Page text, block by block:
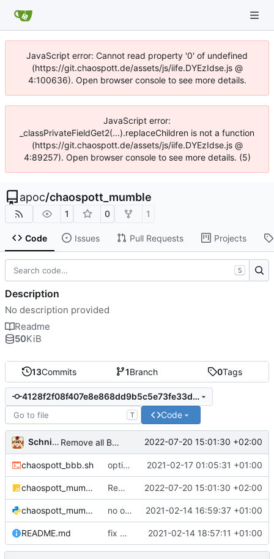
JavaScript error: Cannot read property '0' of undefined
(https://git.chaospott.de/assets/js/iife.DYEzIdse.js @
4:100636). Open browser console to see more details.
JavaScript error:
_classPrivateFieldGet2(...).replaceChildren is not a function
(https://git.chaospott.de/assets/js/iife.DYEzIdse.js @
4:89257). Open browser console to see more details. (5)
apoc/chaospott_mumble
1 0 1
Code Issues Pull Requests Projects
13Commits 1Branch 0Tags
4128f2f08f407e8e868dd9b5c5e73fe33d5d903d
T Code
Schnitzel Remove all BBB stuffott_mumble.js 2022-07-20 15:01:30 +02:00
chaospott_bbb.sh option to run unpriviledged, more detailed intro 2021-02-17 01:05:31 +01:00
chaospott_mumble.js Remove all BBB stuffott_mumble.js 2022-07-20 15:01:30 +02:00
chaospott_mumble.py no output in case of errors 2021-02-14 16:59:37 +01:00
README.md fix minor typos 2021-02-14 18:57:11 +01:00
S
Description
No description provided
Readme
50KiB